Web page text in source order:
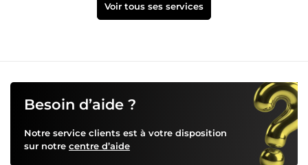
Voir tous ses services
Besoin d’aide ?
Notre service clients est à votre disposition
sur notre centre d’aide